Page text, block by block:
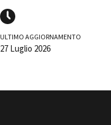
ULTIMO AGGIORNAMENTO
27 Luglio 2026